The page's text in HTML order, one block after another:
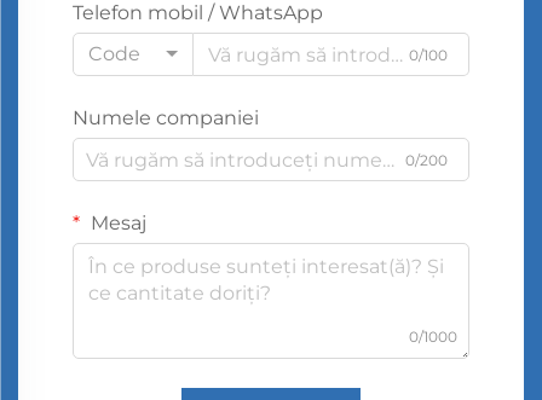
Telefon mobil / WhatsApp
Code
0/100
Numele companiei
0/200
Mesaj
0/1000